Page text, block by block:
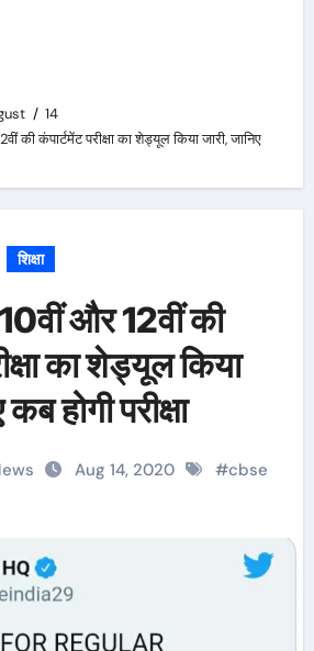
14
की कंपार्टमेंट परीक्षा का शेड्यूल किया जारी, जानिए
शिक्षा
और 12वीं की
का शेड्यूल किया
होगी परीक्षा
Aug 14, 2020 #cbse